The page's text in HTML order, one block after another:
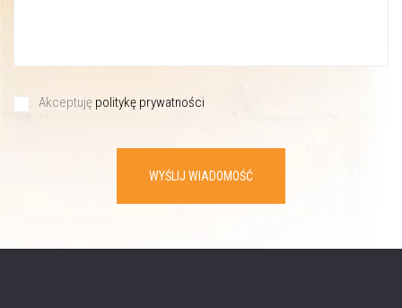
Akceptuję politykę prywatności
WYŚLIJ WIADOMOŚĆ